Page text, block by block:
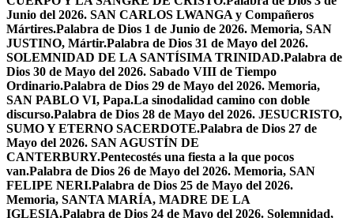
Junio del 2026. SAN CARLOS LWANGA y Compañeros
Mártires.Palabra de Dios 1 de Junio de 2026. Memoria, SAN
JUSTINO, Mártir.Palabra de Dios 31 de Mayo del 2026.
SOLEMNIDAD DE LA SANTÍSIMA TRINIDAD.Palabra de
Dios 30 de Mayo del 2026. Sabado VIII de Tiempo
Ordinario.Palabra de Dios 29 de Mayo del 2026. Memoria,
SAN PABLO VI, Papa.La sinodalidad camino con doble
discurso.Palabra de Dios 28 de Mayo del 2026. JESUCRISTO,
SUMO Y ETERNO SACERDOTE.Palabra de Dios 27 de
Mayo del 2026. SAN AGUSTÍN DE
CANTERBURY.Pentecostés una fiesta a la que pocos
van.Palabra de Dios 26 de Mayo del 2026. Memoria, SAN
FELIPE NERI.Palabra de Dios 25 de Mayo del 2026.
Memoria, SANTA MARÍA, MADRE DE LA
IGLESIA.Palabra de Dios 24 de Mayo del 2026. Solemnidad,